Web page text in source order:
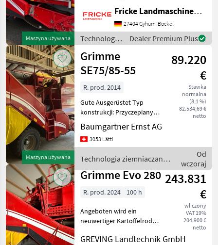
Maszyna używana
hydraulische
Deichsellenkung,
Druckluftbremse,
Lenkachse, WW
Gelenkwelle,
Steinsicherung für
Spatenscha
Fricke Landmaschinen GmbH
27404 Gyhum-Bockel
Technologia
ziemniaczana
/ Grimme
Dealer Premium Plus
Maszyna używana
Grimme
SE75/85-55
89.220
€
Stawka
normalna
(8,1 %)
82.534,69 €
netto
R. prod. 2014
Gute Ausgerüstet Typ
konstrukcji: Przyczepiany/
ciągniony, Hydraulika
pokładowa, Zasobnik, Oś
kierowana, Kompensacja
Sortowanie, Stół selekcyjny,
Dach
Baumgartner Ernst AG
3053 Lätti
Technologia ziemniaczana
/ Grimme
Od
wczoraj
Grimme Evo 280 243.831
€
wliczony
VAT 19%
204.900 €
netto
R. prod. 2024 100 h
Angeboten wird ein
neuwertiger Kartoffelroder
inklusive
GREVING Landtechnik GmbH